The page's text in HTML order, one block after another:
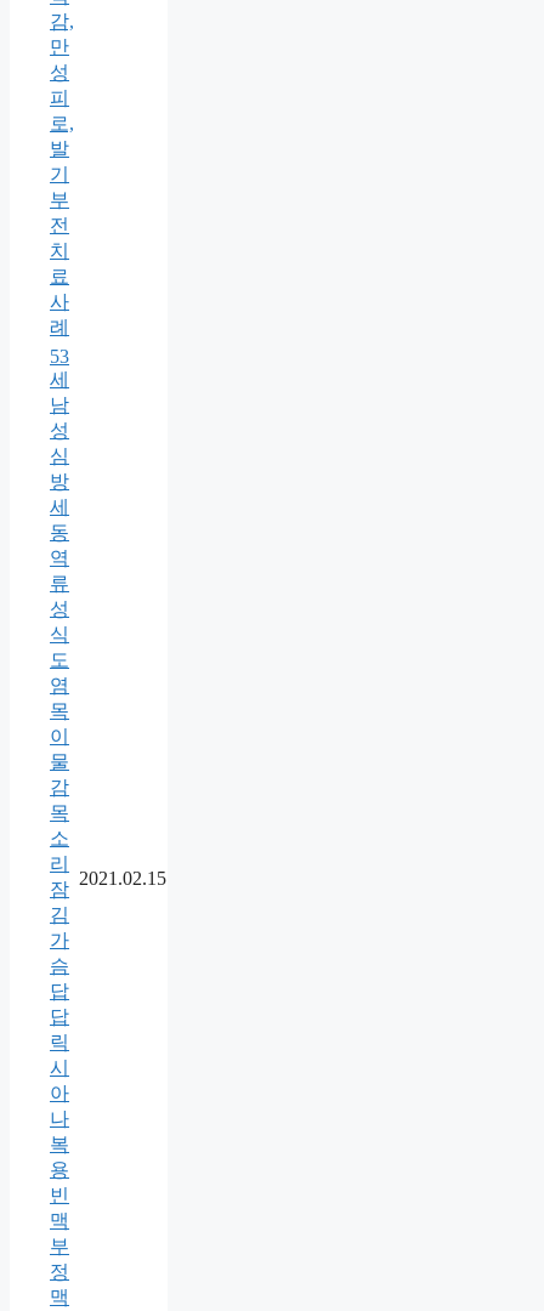
감,
만
성
피
로,
발
기
부
전
치
료
사
례
53
세
남
성
심
방
세
동
역
류
성
식
도
염
목
이
물
감
목
소
리
잠
김
가
슴
답
답
릭
시
아
나
복
용
빈
맥
부
정
맥
2021.02.15